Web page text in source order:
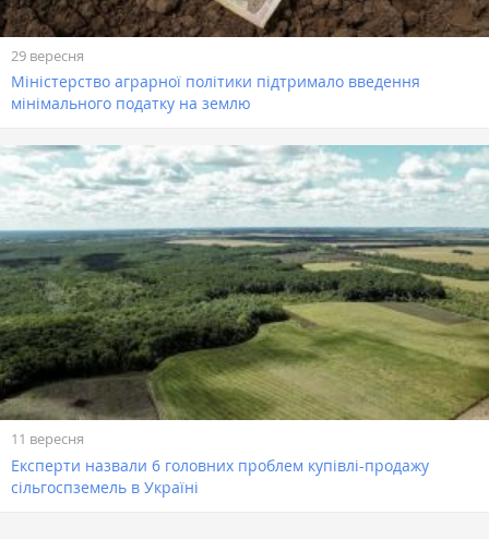
29 вересня
Міністерство аграрної політики підтримало введення
мінімального податку на землю
11 вересня
Експерти назвали 6 головних проблем купівлі-продажу
сільгоспземель в Україні